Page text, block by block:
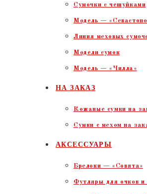
Сумочки с чешуйками
Модель —
Линия меховых
Модели сумок
Модель — «Чилла»
НА ЗАКАЗ
Кожаные сумки на
Сумки с мехом на
АКСЕССУАРЫ
Брелоки — «Совята»
Футляры для очков и